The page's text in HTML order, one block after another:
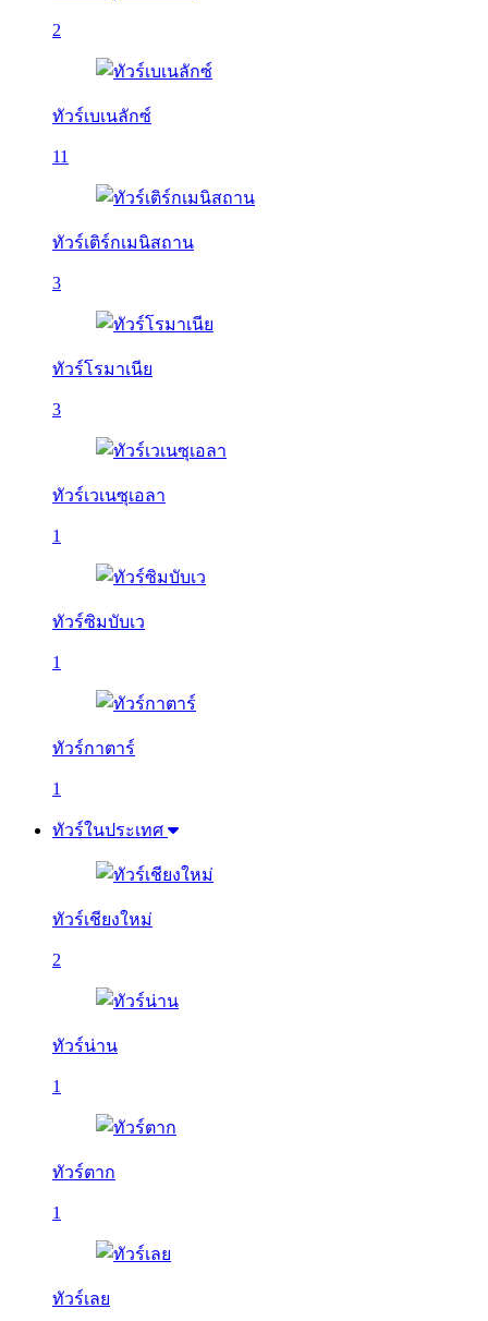
2
ทัวร์เบเนลักซ์
11
ทัวร์เติร์กเมนิสถาน
3
ทัวร์โรมาเนีย
3
ทัวร์เวเนซุเอลา
1
ทัวร์ซิมบับเว
1
ทัวร์กาตาร์
1
ทัวร์ในประเทศ
ทัวร์เชียงใหม่
2
ทัวร์น่าน
1
ทัวร์ตาก
1
ทัวร์เลย